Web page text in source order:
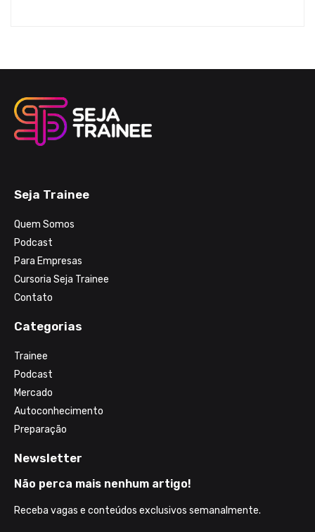
Seja Trainee
Quem Somos
Podcast
Para Empresas
Cursoria Seja Trainee
Contato
Categorias
Trainee
Podcast
Mercado
Autoconhecimento
Preparação
Newsletter
Não perca mais nenhum artigo!
Receba vagas e conteúdos exclusivos semanalmente.